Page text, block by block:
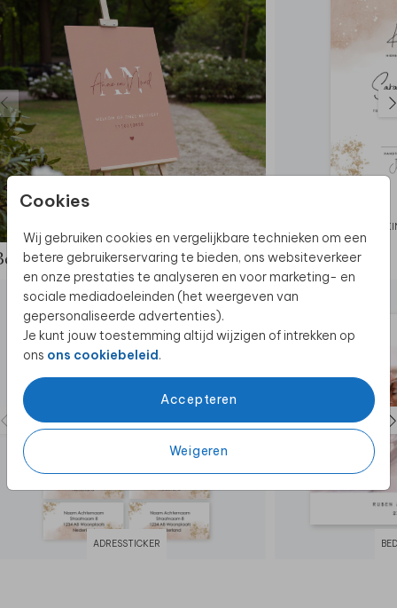
Cookies
Wij gebruiken cookies en vergelijkbare technieken om een
betere gebruikerservaring te bieden, ons websiteverkeer
en onze prestaties te analyseren en voor marketing- en
sociale mediadoeleinden (het weergeven van
gepersonaliseerde advertenties).
Je kunt jouw toestemming altijd wijzigen of intrekken op
ons ons cookiebeleid.
Accepteren
Weigeren
alle beschikbare materialenvoor de
bruiloftsborden.
Dit bruiloftsbord maakt deel uit van
een complete
set in deze stijl.
de complete set
ADRESSTICKER